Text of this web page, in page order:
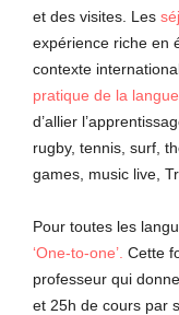
et des visites. Les
expérience riche en
contexte
pratique de la
d’allier
rugby, tennis, surf,
games, music live,
Pour toutes les
‘One-to-one’. Cette
professeur qui
et 25h de cours par